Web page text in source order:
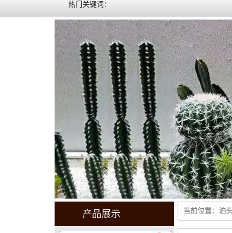
热门关键词：
产品展示 当前位置： 泊